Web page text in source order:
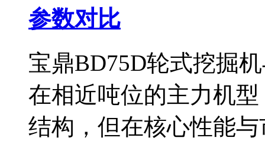
参数对比
宝鼎BD75D轮式挖掘
在相近吨位的主力机
结构，但在核心性能